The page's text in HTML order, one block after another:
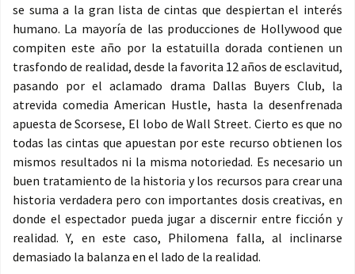
se suma a la gran lista de cintas que despiertan el interés
humano. La mayoría de las producciones de Hollywood que
compiten este año por la estatuilla dorada contienen un
trasfondo de realidad, desde la favorita 12 años de esclavitud,
pasando por el aclamado drama Dallas Buyers Club, la
atrevida comedia American Hustle, hasta la desenfrenada
apuesta de Scorsese, El lobo de Wall Street. Cierto es que no
todas las cintas que apuestan por este recurso obtienen los
mismos resultados ni la misma notoriedad. Es necesario un
buen tratamiento de la historia y los recursos para crear una
historia verdadera pero con importantes dosis creativas, en
donde el espectador pueda jugar a discernir entre ficción y
realidad. Y, en este caso, Philomena falla, al inclinarse
demasiado la balanza en el lado de la realidad.